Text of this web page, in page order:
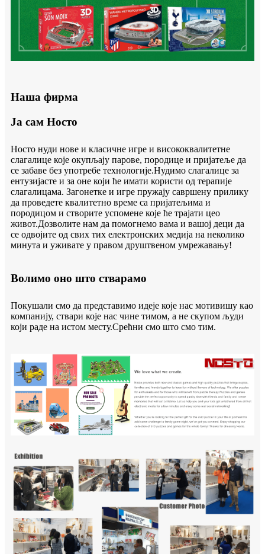
Наша фирма
Ја сам Носто
Носто нуди нове и класичне игре и висококвалитетне
слагалице које окупљају парове, породице и пријатеље да
се забаве без употребе технологије.Нудимо слагалице за
ентузијасте и за оне који ће имати користи од терапије
слагалицама. Загонетке и игре пружају савршену прилику
да проведете квалитетно време са пријатељима и
породицом и створите успомене које ће трајати цео
живот.Дозволите нам да помогнемо вама и вашој деци да
се одвојите од свих тих електронских медија на неколико
минута и уживате у правом друштвеном умрежавању!
Волимо оно што стварамо
Покушали смо да представимо идеје које нас мотивишу као
компанију, ствари које нас чине тимом, а не скупом људи
који раде на истом месту.Срећни смо што смо тим.